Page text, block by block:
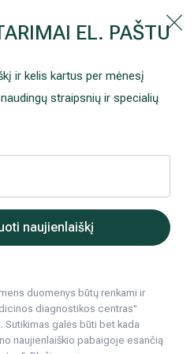
| Šeimos medicinos centro?
centras
nereikėtų pradėti
EL. PAŠTU
ir kelis kartus per mėnesį
straipsnių ir specialių
naujienlaiškį
duomenys būtų renkami ir
diagnostikos centras"
galės būti bet kada
naujienlaiškio pabaigoje esančią